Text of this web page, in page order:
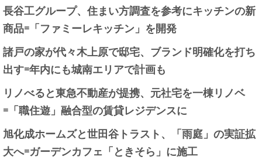
長谷工グループ、住まい方調査を参考にキッチンの新
商品=「ファミーレキッチン」を開発
諸戸の家が代々木上原で邸宅、ブランド明確化を打ち
出す=年内にも城南エリアで計画も
リノべると東急不動産が提携、元社宅を一棟リノベ
=「職住遊」融合型の賃貸レジデンスに
旭化成ホームズと世田谷トラスト、「雨庭」の実証拡
大へ=ガーデンカフェ「ときそら」に施工